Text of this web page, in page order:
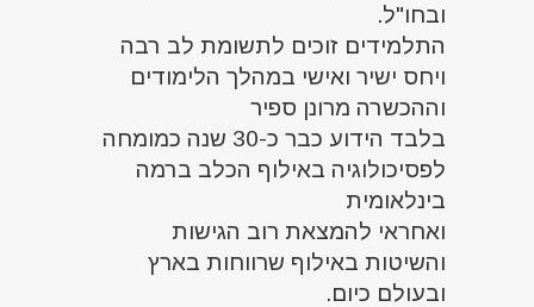
ובחו"ל.
התלמידים זוכים לתשומת לב רבה
ויחס ישיר ואישי במהלך הלימודים
וההכשרה מרונן ספיר
בלבד הידוע כבר כ-30 שנה כמומחה
לפסיכולוגיה באילוף הכלב ברמה
בינלאומית
ואחראי להמצאת רוב הגישות
והשיטות באילוף שרווחות בארץ
ובעולם כיום.